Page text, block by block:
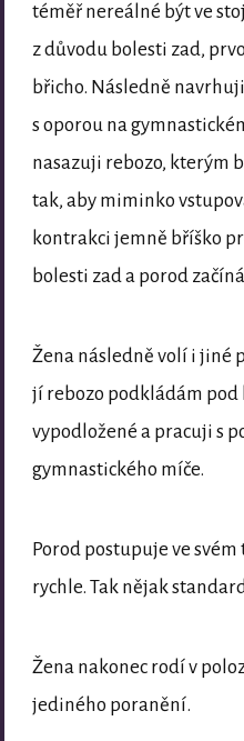
téměř nereálné být ve
z důvodu bolesti zad,
břicho. Následně
s oporou na
nasazuji rebozo, kterým
tak, aby miminko
kontrakci jemně bříško
bolesti zad a porod
Žena následně volí i jiné
jí rebozo podkládám pod
vypodložené a pracuji s
gymnastického míče.
Porod postupuje ve
rychle. Tak nějak
Žena nakonec rodí v
jediného poranění.